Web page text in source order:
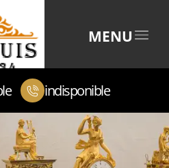
MENU
indisponible